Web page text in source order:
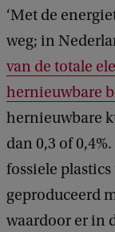
‘Met de
weg; in
van de totale
hernieuwbare
hernieuwbare
dan 0,3 of
fossiele
geproduceerd
waardoor er in